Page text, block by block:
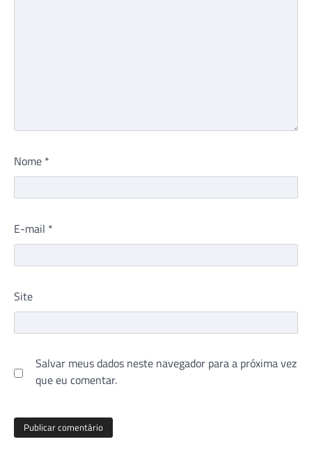
Nome *
E-mail *
Site
Salvar meus dados neste navegador para a próxima vez
que eu comentar.